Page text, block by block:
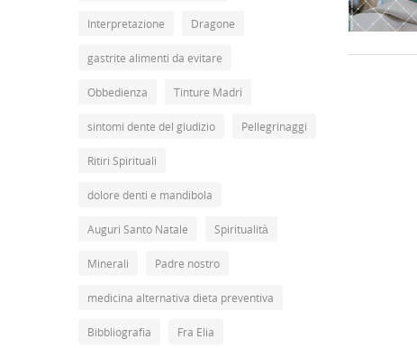
Interpretazione Dragone
gastrite alimenti da evitare
Obbedienza Tinture Madri
sintomi dente del giudizio Pellegrinaggi
Ritiri Spirituali
dolore denti e mandibola
Auguri Santo Natale Spiritualità
Minerali Padre nostro
medicina alternativa dieta preventiva
Bibbliografia Fra Elia